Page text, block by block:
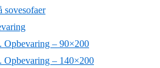
sovesofaer
Opbevaring – 90×200
Opbevaring – 140×200